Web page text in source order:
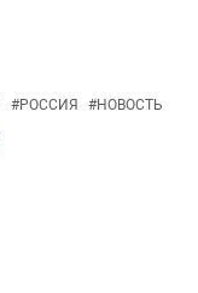
#РОССИЯ #НОВОСТЬ